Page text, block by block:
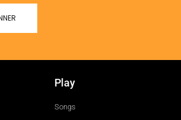
Play
Songs